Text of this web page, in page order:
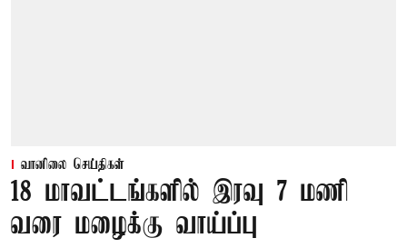
வானிலை செய்திகள்
18 மாவட்டங்களில் இரவு 7 மணி
வரை மழைக்கு வாய்ப்பு